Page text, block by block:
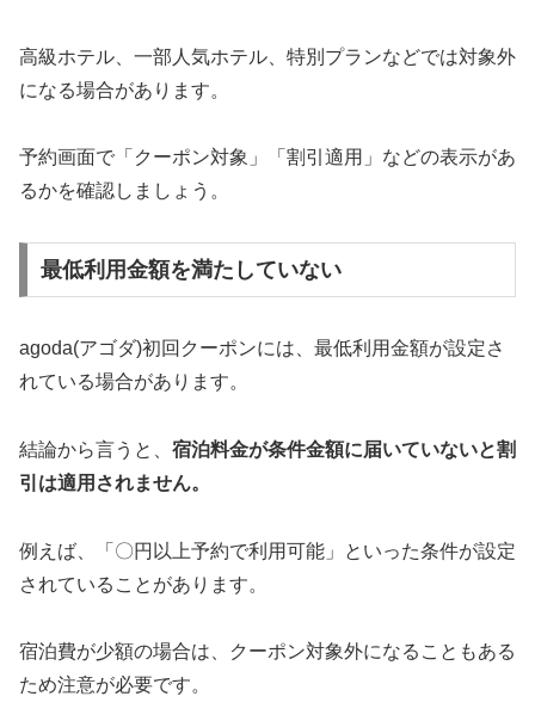
高級ホテル、一部人気ホテル、特別プランなどでは対象外
になる場合があります。
予約画面で「クーポン対象」「割引適用」などの表示があ
るかを確認しましょう。
最低利用金額を満たしていない
agoda(アゴダ)初回クーポンには、最低利用金額が設定さ
れている場合があります。
結論から言うと、 宿泊料金が条件金額に届いていないと割
引は適用されません。
例えば、「〇円以上予約で利用可能」といった条件が設定
されていることがあります。
宿泊費が少額の場合は、クーポン対象外になることもある
ため注意が必要です。